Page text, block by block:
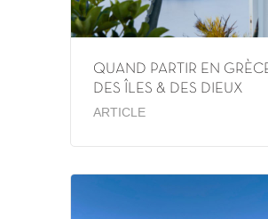
QUAND PARTIR EN
DES ÎLES & DES DIEUX
ARTICLE